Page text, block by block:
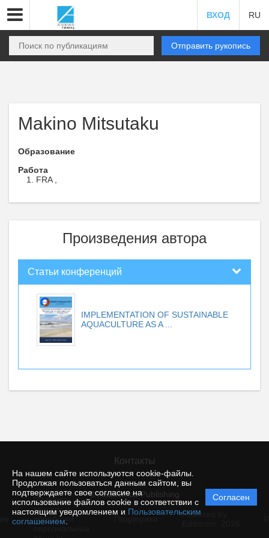
На нашем сайте используются cookie-файлы.
Продолжая пользоваться данным сайтом, вы
подтверждаете свое согласие на
использование файлов cookie в соответствии с
настоящим уведомлением и Пользовательским
соглашением
Согласен
ВХОД RU
Отправить рукопись
Makino Mitsutaku
Образование
Работа
FRA ,
Произведения автора
Статьи конференций
IMPLEMENTATION OF SUSTAINABLE
AQUACULTURE AS A ...
Контакты
© Academus Publishing
Политика
защиты и
обработки
Powered by